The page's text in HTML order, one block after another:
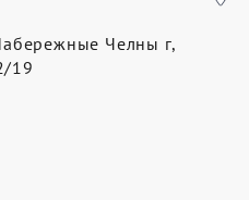
Челны г,
19